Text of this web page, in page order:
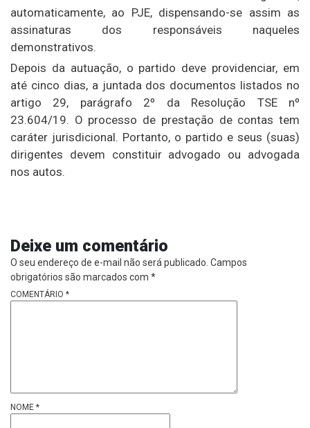
automaticamente, ao PJE, dispensando-se assim as
assinaturas dos responsáveis naqueles
demonstrativos.
Depois da autuação, o partido deve providenciar, em
até cinco dias, a juntada dos documentos listados no
artigo 29, parágrafo 2º da Resolução TSE nº
23.604/19. O processo de prestação de contas tem
caráter jurisdicional. Portanto, o partido e seus (suas)
dirigentes devem constituir advogado ou advogada
nos autos.
Deixe um comentário
O seu endereço de e-mail não será publicado. Campos
obrigatórios são marcados com *
COMENTÁRIO *
NOME *